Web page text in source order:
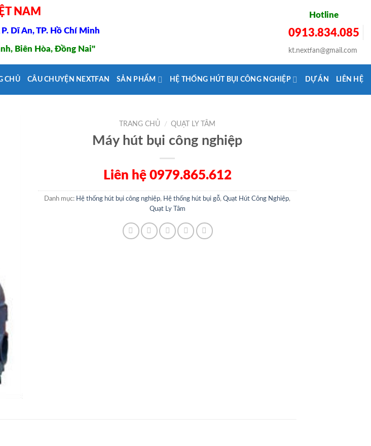
NAM
Dĩ An, TP. Hồ Chí Minh
Biên Hòa, Đồng Nai"
Hotline
0913.834.085
kt.nextfan@gmail.com
CHỦ CÂU CHUYỆN NEXTFAN SẢN PHẨM HỆ THỐNG HÚT BỤI CÔNG NGHIỆP DỰ ÁN LIÊN HỆ
TRANG CHỦ / QUẠT LY TÂM
Máy hút bụi công nghiệp
Liên hệ 0979.865.612
Danh mục: Hệ thống hút bụi công nghiệp, Hệ thống hút bụi gỗ, Quạt Hút Công Nghiệp,
Quạt Ly Tâm